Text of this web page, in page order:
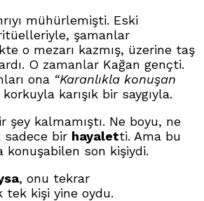
mühürlemişti. Eski
şamanlar
o mezarı kazmış, üzerine taş
O zamanlar Kağan gençti.
ona “Karanlıkla konuşan
karışık bir saygıyla.
şey kalmamıştı. Ne boyu, ne
sadece bir hayaletti. Ama bu
konuşabilen son kişiydi.
, onu tekrar
tek kişi yine oydu.